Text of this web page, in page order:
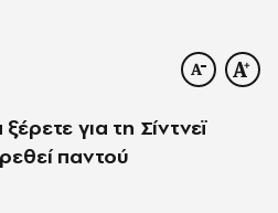
για τη Σίντνεϊ
παντού